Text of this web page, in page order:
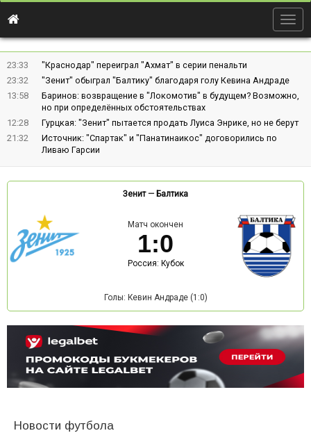
23:33
"Краснодар" переиграл "Ахмат" в серии пенальти
23:32
"Зенит" обыграл "Балтику" благодаря голу Кевина Андраде
13:58
Баринов: возвращение в "Локомотив" в будущем? Возможно,
но при определённых обстоятельствах
12:28
Гурцкая: "Зенит" пытается продать Луиса Энрике, но не берут
21:32
Источник: "Спартак" и "Панатинаикос" договорились по
Ливаю Гарсии
Зенит— Балтика
Матч окончен
1:0
Россия: Кубок
Голы: Кевин Андраде (1:0)
Новости футбола